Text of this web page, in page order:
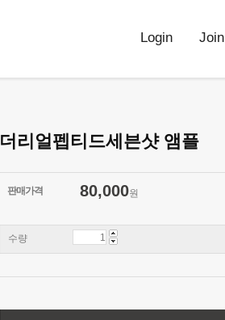
Login Join
더리얼펩티드세븐샷 앰플
판매가격 80,000원
수량